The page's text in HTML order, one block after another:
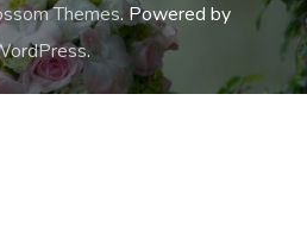
Themes. Powered by
.